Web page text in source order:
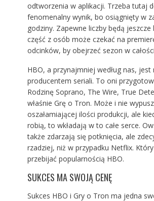
odtworzenia w aplikacji. Trzeba tutaj
fenomenalny wynik, bo osiągnięty w
godziny. Zapewne liczby będą jeszcze
część z osób może czekać na
odcinków, by obejrzeć sezon w
HBO, a przynajmniej według nas, jest
producentem seriali. To oni
Rodzinę Soprano, The Wire, True
właśnie Grę o Tron. Może i nie
oszałamiającej ilości produkcji, ale
robią, to wkładają w to całe serce.
także zdarzają się potknięcia, ale
rzadziej, niż w przypadku Netflix.
przebijać popularnością HBO.
SUKCES MA SWOJĄ CENĘ
Sukces HBO i Gry o Tron ma jedna